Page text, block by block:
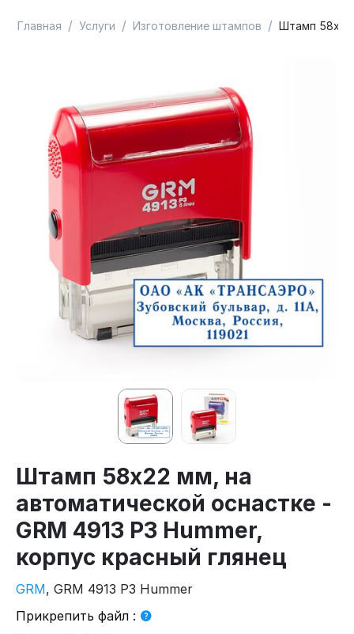
Главная / Услуги / Изготовление штампов / Штамп 58х22
Штамп 58х22 мм, на
автоматической оснастке -
GRM 4913 P3 Hummer,
корпус красный глянец
GRM, GRM 4913 P3 Hummer
Прикрепить файл :